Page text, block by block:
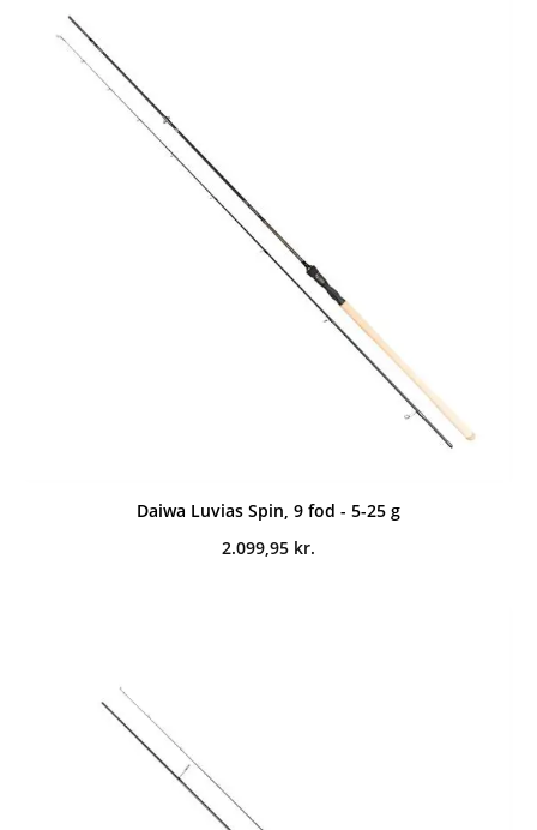
Daiwa Luvias Spin, 9 fod - 5-25 g
2.099,95 kr.